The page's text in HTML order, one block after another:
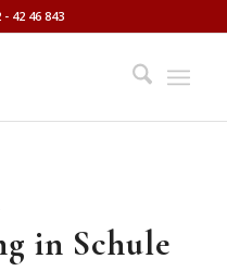
42 46 843
in Schule